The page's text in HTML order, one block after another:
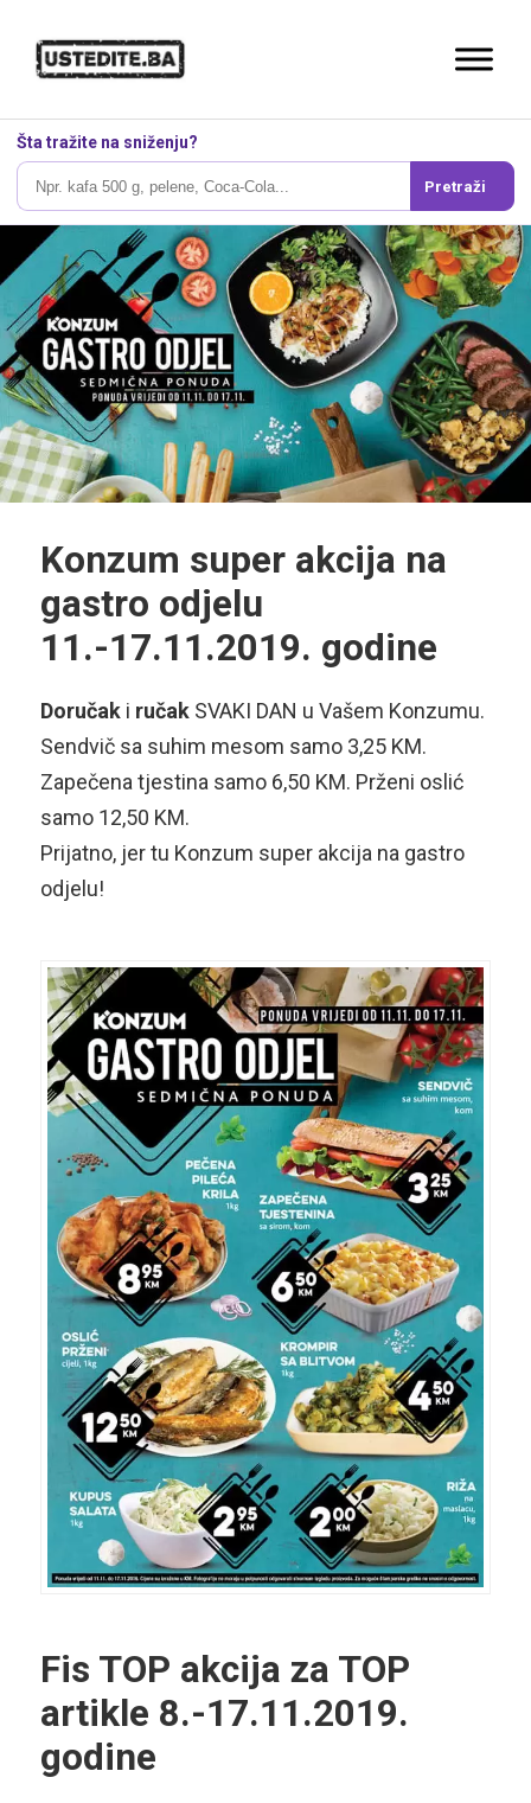
Šta tražite na sniženju?
Pretraži
Konzum super akcija na
gastro odjelu
11.-17.11.2019. godine
Doručaki ručakSVAKI DAN u Vašem Konzumu.
Sendvič sa suhim mesom samo 3,25 KM.
Zapečena tjestina samo 6,50 KM. Prženi oslić
samo 12,50 KM.
Prijatno, jer tu Konzum super akcija na gastro
odjelu!
Fis TOP akcija za TOP
artikle 8.-17.11.2019.
godine